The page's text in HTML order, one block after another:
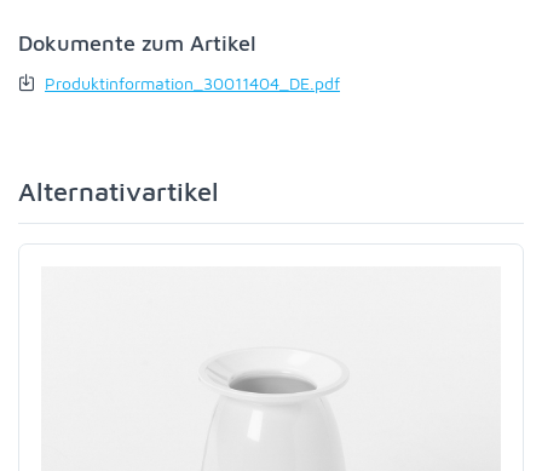
Dokumente zum Artikel
Produktinformation_30011404_DE.pdf
Alternativartikel